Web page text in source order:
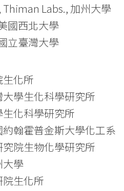
Labs., 加州大學
國西北大學
立臺灣大學
化所
學生化科學研究所
化科學研究所
翰霍普金斯大學化工系
院生物化學研究所
大學
生化所